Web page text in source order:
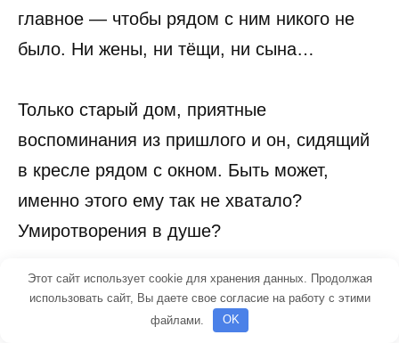
главное — чтобы рядом с ним никого не
было. Ни жены, ни тёщи, ни сына…
Только старый дом, приятные
воспоминания из пришлого и он, сидящий
в кресле рядом с окном. Быть может,
именно этого ему так не хватало?
Умиротворения в душе?
— Александр Фёдорович, вы уверены, что
хотите уволиться? – удивленно спросил
Этот сайт использует cookie для хранения данных. Продолжая
использовать сайт, Вы даете свое согласие на работу с этими
файлами.
OK